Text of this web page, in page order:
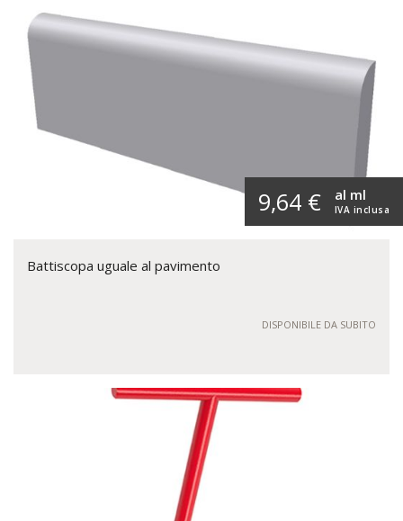
9,64 € IVA inclusa
al ml
Battiscopa uguale al pavimento
DISPONIBILE DA SUBITO